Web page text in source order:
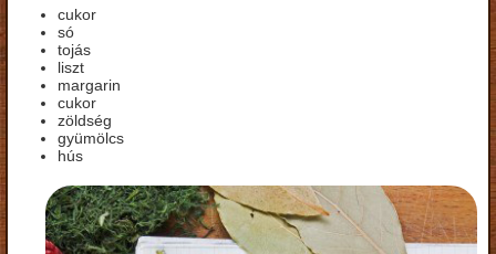
cukor
só
tojás
liszt
margarin
cukor
zöldség
gyümölcs
hús